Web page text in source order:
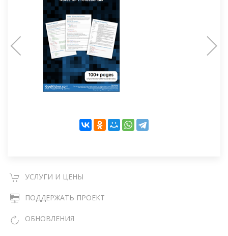
УСЛУГИ И ЦЕНЫ
ПОДДЕРЖАТЬ ПРОЕКТ
ОБНОВЛЕНИЯ